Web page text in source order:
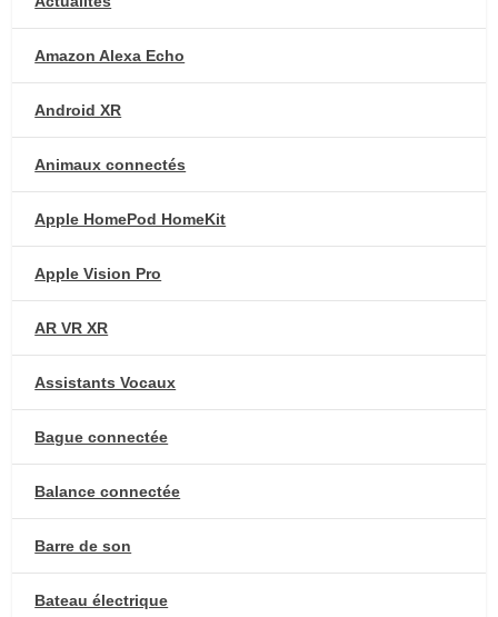
Amazon Alexa Echo
Android XR
Animaux connectés
Apple HomePod HomeKit
Apple Vision Pro
AR VR XR
Assistants Vocaux
Bague connectée
Balance connectée
Barre de son
Bateau électrique